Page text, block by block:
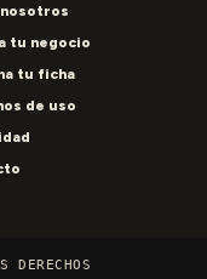
tu negocio
tu ficha
de uso